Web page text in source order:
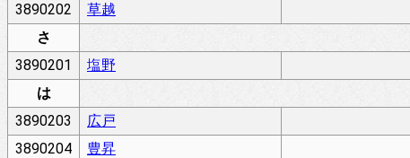
3890202
草越
さ
3890201
塩野
は
3890203
広戸
3890204
豊昇